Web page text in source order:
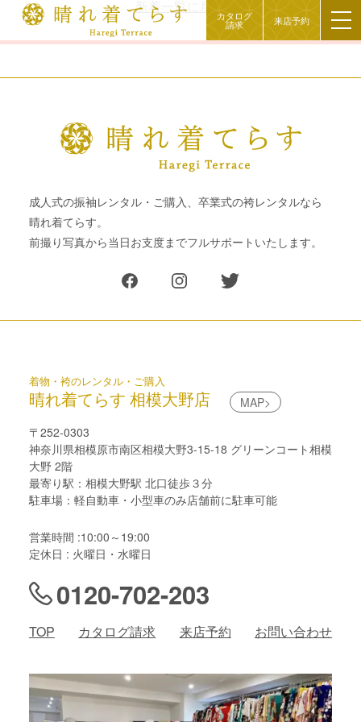
カタログ
請求 来店予約
新着一覧に戻る
成人式の振袖レンタル・ご購入、卒業式の袴レンタルなら
晴れ着てらす。
前撮り写真から当日お支度までフルサポートいたします。
着物・袴のレンタル・ご購入
晴れ着てらす 相模大野店
MAP>
〒252-0303
神奈川県相模原市南区相模大野3-15-18 グリーンコート相模
大野 2階
最寄り駅：相模大野駅 北口徒歩３分
駐車場：軽自動車・小型車のみ店舗前に駐車可能
営業時間 :10:00～19:00
定休日 : 火曜日・水曜日
0120-702-203
TOP カタログ請求 来店予約 お問い合わせ